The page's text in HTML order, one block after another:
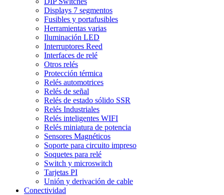
Displays 7 segmentos
Fusibles y portafusibles
Herramientas varias
Iluminación LED
Interruptores Reed
Interfaces de relé
Otros relés
Protección térmica
Relés automotrices
Relés de señal
Relés de estado sólido SSR
Relés Industriales
Relés inteligentes WIFI
Relés miniatura de potencia
Sensores Magnéticos
Soporte para circuito impreso
Soquetes para relé
Switch y microswitch
Tarjetas PI
Unión y derivación de cable
Conectividad